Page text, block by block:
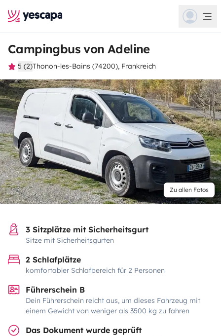
Campingbus von Adeline
5 (2)Thonon-les-Bains (74200), Frankreich
Zu allen Fotos
3 Sitzplätze mit Sicherheitsgurt
Sitze mit Sicherheitsgurten
2 Schlafplätze
komfortabler Schlafbereich für 2 Personen
Führerschein B
Dein Führerschein reicht aus, um dieses Fahrzeug mit
einem Gewicht von weniger als 3500 kg zu fahren
Das Dokument wurde geprüft